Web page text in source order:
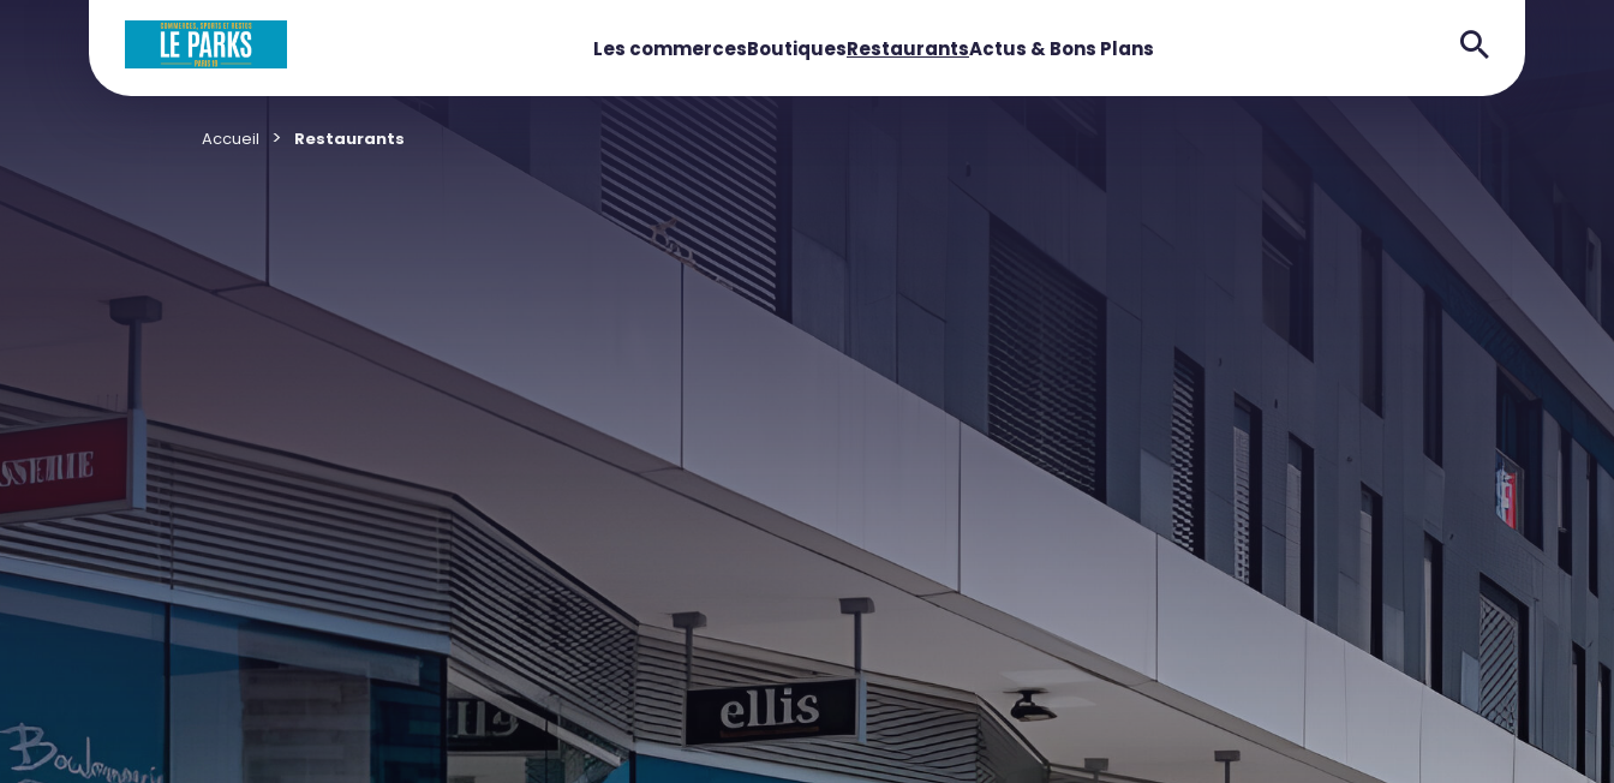
Les commercesBoutiquesRestaurantsActus & Bons Plans
Accueil Restaurants